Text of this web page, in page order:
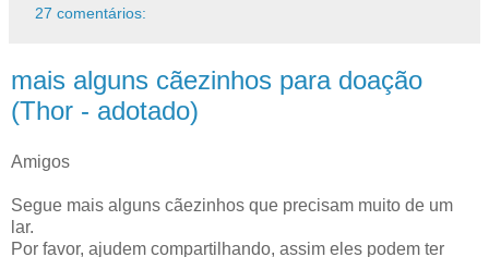
27 comentários:
mais alguns cãezinhos para doação
(Thor - adotado)
Amigos
Segue mais alguns cãezinhos que precisam muito de um
lar.
Por favor, ajudem compartilhando, assim eles podem ter